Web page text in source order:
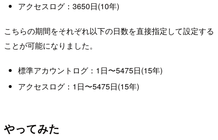
アクセスログ：3650日(10年)
こちらの期間をそれぞれ以下の日数を直接指定して設定する
ことが可能になりました。
標準アカウントログ：1日〜5475日(15年)
アクセスログ：1日〜5475日(15年)
やってみた